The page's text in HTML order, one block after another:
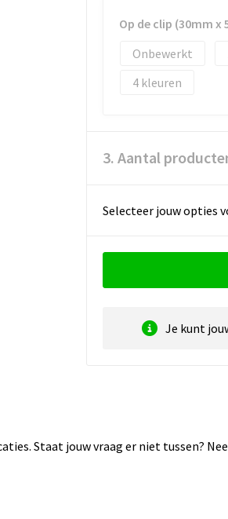
Op de clip (30mm x
Onbewerkt
4
3. Aantal
Selecteer jouw opties
Je kunt
Staat jouw vraag er niet tussen?